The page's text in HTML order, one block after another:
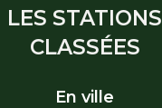
LES STATIONS
CLASSÉES
En ville